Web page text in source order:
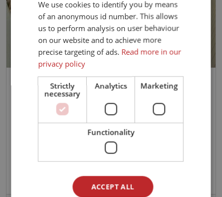
Skotnes Kystferie Ferienhütte
Helgeland Nordland
Pers. insgesamt:
We use cookies to identify you by means
of an anonymous id number. This allows
us to perform analysis on user behaviour
on our website and to achieve more
precise targeting of ads. Read more in our
privacy policy
Strictly
necessary
Analytics Marketing
Functionality
ACCEPT ALL